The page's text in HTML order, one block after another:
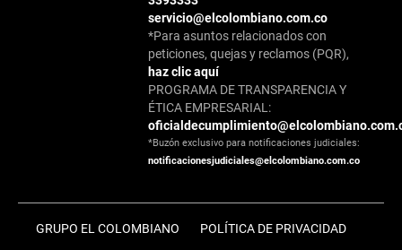
servicio@elcolombiano.com.co
*Para asuntos relacionados con
peticiones, quejas y reclamos (PQR),
haz clic aquí
PROGRAMA DE TRANSPARENCIA Y
ÉTICA EMPRESARIAL:
*Buzón exclusivo para notificaciones judiciales:
notificacionesjudiciales@elcolombiano.com.co
GRUPO EL COLOMBIANO POLÍTICA DE PRIVACIDAD